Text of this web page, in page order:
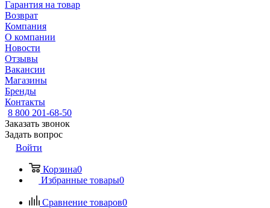
Гарантия на товар
Возврат
Компания
О компании
Новости
Отзывы
Вакансии
Магазины
Бренды
Контакты
8 800 201-68-50
Заказать звонок
Задать вопрос
Войти
Корзина0
Избранные товары0
Сравнение товаров0